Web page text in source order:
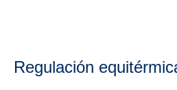
Regulación